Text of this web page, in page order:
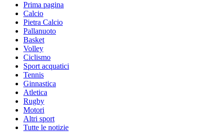
Prima pagina
Calcio
Pietra Calcio
Pallanuoto
Basket
Volley
Ciclismo
Sport acquatici
Tennis
Ginnastica
Atletica
Rugby
Motori
Altri sport
Tutte le notizie